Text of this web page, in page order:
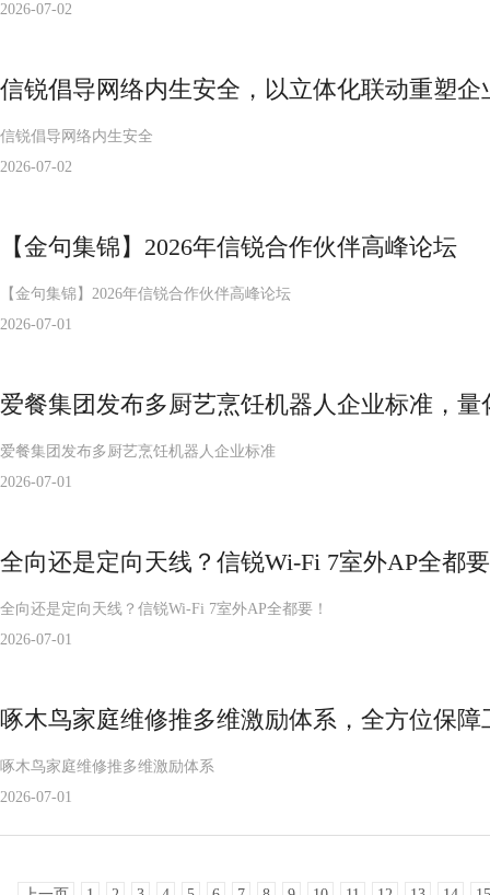
2026-07-02
信锐倡导网络内生安全，以立体化联动重塑企
信锐倡导网络内生安全
2026-07-02
【金句集锦】2026年信锐合作伙伴高峰论坛
【金句集锦】2026年信锐合作伙伴高峰论坛
2026-07-01
爱餐集团发布多厨艺烹饪机器人企业标准，
爱餐集团发布多厨艺烹饪机器人企业标准
2026-07-01
全向还是定向天线？信锐Wi-Fi 7室外AP全都
全向还是定向天线？信锐Wi-Fi 7室外AP全都要！
2026-07-01
啄木鸟家庭维修推多维激励体系，全方位保
啄木鸟家庭维修推多维激励体系
2026-07-01